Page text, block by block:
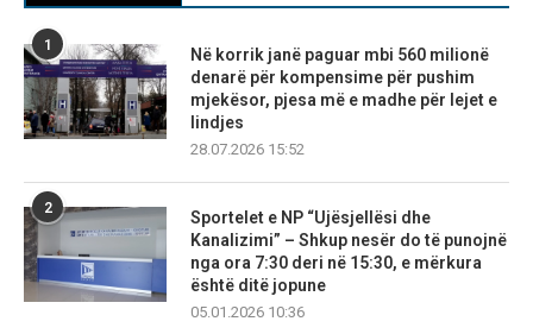
1
Në korrik janë paguar mbi 560 milionë
denarë për kompensime për pushim
mjekësor, pjesa më e madhe për lejet e
lindjes
28.07.2026 15:52
2
Sportelet e NP “Ujësjellësi dhe
Kanalizimi” – Shkup nesër do të punojnë
nga ora 7:30 deri në 15:30, e mërkura
është ditë jopune
05.01.2026 10:36